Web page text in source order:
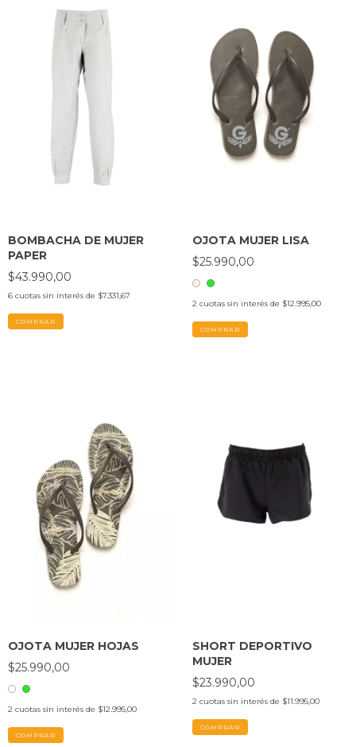
BOMBACHA DE MUJER
PAPER
$43.990,00
6 cuotas sin interés de $7.331,67
COMPRAR
OJOTA MUJER LISA
$25.990,00
2 cuotas sin interés de $12.995,00
COMPRAR
OJOTA MUJER HOJAS
$25.990,00
2 cuotas sin interés de $12.995,00
COMPRAR
SHORT DEPORTIVO
MUJER
$23.990,00
2 cuotas sin interés de $11.995,00
COMPRAR